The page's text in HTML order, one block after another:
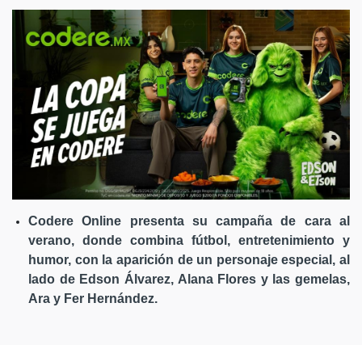
Codere Online presenta su campaña de cara al
verano, donde combina fútbol, entretenimiento y
humor, con la aparición de un personaje especial, al
lado de Edson Álvarez, Alana Flores y las gemelas,
Ara y Fer Hernández.